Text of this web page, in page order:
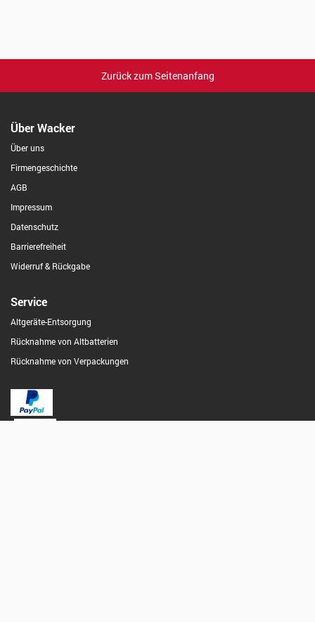
Zurück zum Seitenanfang
Über Wacker
Über uns
Firmengeschichte
AGB
Impressum
Datenschutz
Barrierefreiheit
Widerruf & Rückgabe
Service
Altgeräte-Entsorgung
Rücknahme von Altbatterien
Rücknahme von Verpackungen